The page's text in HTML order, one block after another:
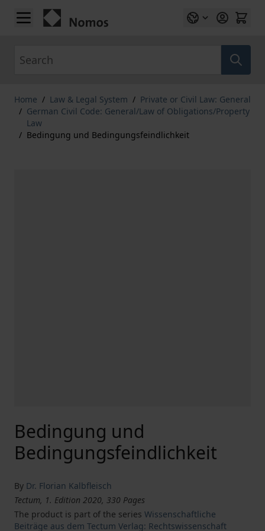
Skip to Content
Home / Law & Legal System / Private or Civil Law: General
/ German Civil Code: General/Law of Obligations/Property
Law
/ Bedingung und Bedingungsfeindlichkeit
Bedingung und
Bedingungsfeindlichkeit
By Dr. Florian Kalbfleisch
Tectum, 1. Edition 2020, 330 Pages
The product is part of the series Wissenschaftliche
Beiträge aus dem Tectum Verlag: Rechtswissenschaft